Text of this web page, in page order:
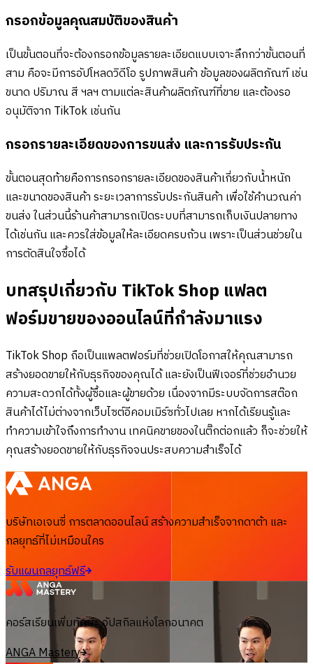
กรอกข้อมูลคุณสมบัติของสินค้า
เป็นขั้นตอนที่จะต้องกรอกข้อมูลรายละเอียดแบบเจาะลึกกว่าขั้นตอนที่
สาม คือจะมีการอัปโหลดวิดีโอ รูปภาพสินค้า ข้อมูลของผลิตภัณฑ์ เช่น
ขนาด ปริมาณ สี ฯลฯ ตามแต่ละสินค้าผลิตภัณฑ์ที่ขาย และต้องรอ
อนุมัติจาก TikTok เช่นกัน
กรอกรายละเอียดของการขนส่ง และการรับประกัน
ขั้นตอนสุดท้ายคือการกรอกรายละเอียดของสินค้าเกี่ยวกับน้ำหนัก
และขนาดของสินค้า ระยะเวลาการรับประกันสินค้า เพื่อใช้คำนวณค่า
ขนส่ง ในส่วนนี้ร้านค้าสามารถเปิดระบบที่สามารถเก็บเงินปลายทาง
ได้เช่นกัน และควรใส่ข้อมูลให้ละเอียดครบถ้วน เพราะเป็นส่วนช่วยใน
การตัดสินใจซื้อได้
บทสรุปเกี่ยวกับ TikTok Shop แฟลต
ฟอร์มขายของออนไลน์ที่กำลังมาแรง
TikTok Shop ถือเป็นแพลตฟอร์มที่ช่วยเปิดโอกาสให้คุณสามารถ
สร้างยอดขายให้กับธุรกิจของคุณได้ และยังเป็นฟีเจอร์ที่ช่วยอำนวย
ความสะดวกได้ทั้งผู้ซื้อและผู้ขายด้วย เนื่องจากมีระบบจัดการสต๊อก
สินค้าได้ไม่ต่างจากเว็บไซต์อีคอมเมิร์ซทั่วไปเลย หากได้เรียนรู้และ
ทำความเข้าใจถึงการทำงาน เทคนิคขายของในติ๊กต่อกแล้ว ก็จะช่วยให้
คุณสร้างยอดขายให้กับธุรกิจจนประสบความสำเร็จได้
บริษัทเอเจนซี่ การตลาดออนไลน์ สร้างความสำเร็จจากดาต้า และ
กลยุทธ์ที่ไม่เหมือนใคร
รับแผนกลยุทธ์ฟรี
คอร์สเรียนเพิ่มทักษะ อัปสกิลแห่งโลกอนาคต
ANGA Mastery